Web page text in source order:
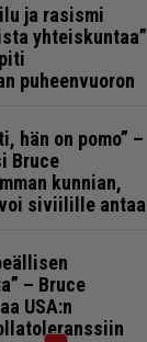
ja rasismi
yhteiskuntaa”
puheenvuoron
hän on pomo” –
Bruce
kunnian,
siviilille antaa
– Bruce
USA:n